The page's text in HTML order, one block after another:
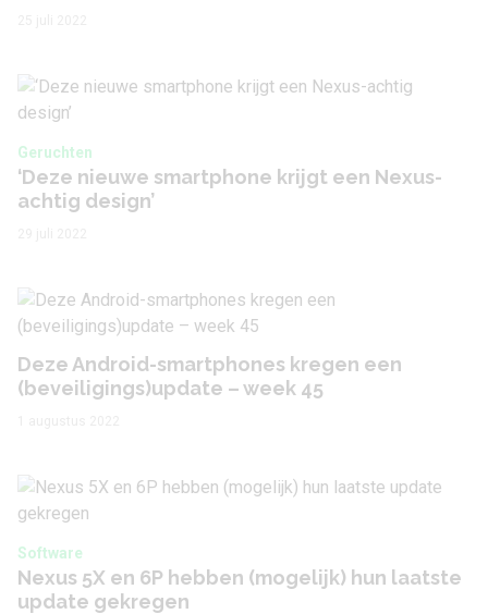
Geruchten
‘Deze nieuwe smartphone krijgt een Nexus-
achtig design’
Deze Android-smartphones kregen een
(beveiligings)update – week 45
Software
Nexus 5X en 6P hebben (mogelijk) hun laatste
update gekregen